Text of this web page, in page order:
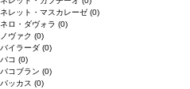
ネレット・マスカレーゼ (0)
ネロ・ダヴォラ (0)
ノヴァク (0)
バイラーダ (0)
バコ (0)
バコブラン (0)
バッカス (0)